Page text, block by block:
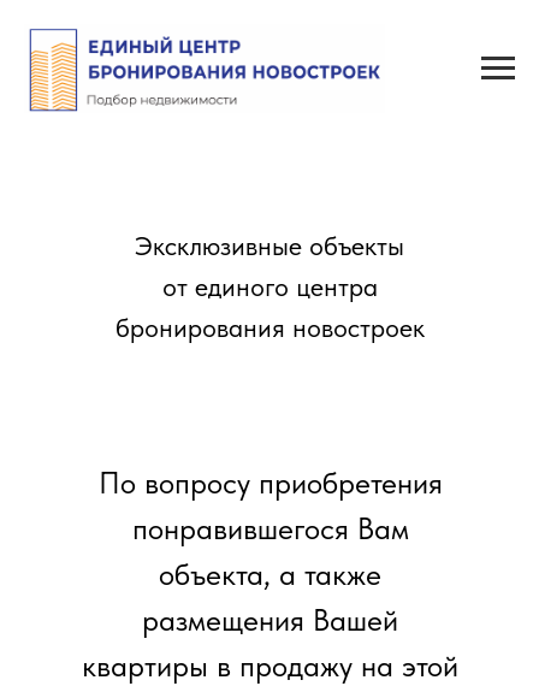
Эксклюзивные объекты
от единого центра
бронирования новостроек
По вопросу приобретения
понравившегося Вам
объекта, а также
размещения Вашей
квартиры в продажу на этой